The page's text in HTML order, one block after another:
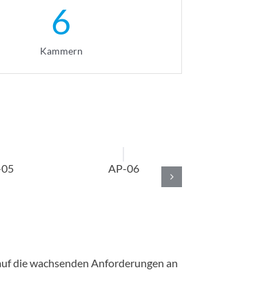
6
Kammern
AP-06
die wachsenden Anforderungen an